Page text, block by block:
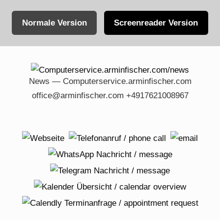
Normale Version Screenreader Version
content
News — Computerservice.arminfischer.com
office@arminfischer.com +4917621008967